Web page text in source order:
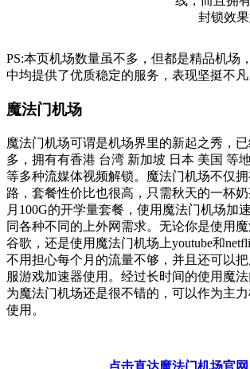
封锁效
PS:本页机场数量虽不多，但都是精品机场
中均提供了优质稳定的服务，表现坚挺不凡
魔法门机场
魔法门机场可谓是机场界里的新起之秀，
多，拥有有香港 台湾 新加坡 日本 美国 等
等多种流媒体视频解锁。魔法门机场不仅
路，套餐性价比也很高，只需秋天的一杯
月100G的开学量套餐，使用魔法门机场加
同各种不同的上外网需求。无论你是使用
谷歌，还是使用魔法门机场上youtube和
不用担心每个月的流量不够，并且还可以
服游戏加速器使用。经过长时间的使用魔
为魔法门机场还是很不错的，可以作为主
使用。
点击直达魔法门机场官网